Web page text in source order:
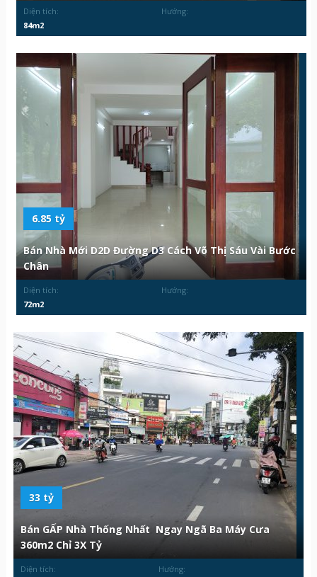
Diện tích:
84m2
Hướng:
6.85 tỷ
Bán Nhà Mới D2D Đường D3 Cách Võ Thị Sáu Vài Bước
Chân
Diện tích:
72m2
Hướng:
33 tỷ
Bán GẤP Nhà Thống Nhất Ngay Ngã Ba Máy Cưa
360m2 Chỉ 3X Tỷ
Diện tích: Hướng: